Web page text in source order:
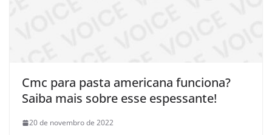
Cmc para pasta americana funciona?
Saiba mais sobre esse espessante!
20 de novembro de 2022